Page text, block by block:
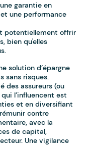
garantie en
une performance
potentiellement offrir
bien qu'elles
solution d’épargne
sans risques.
des assureurs (ou
l’influencent est
et en diversifiant
contre
avec la
de capital,
Une vigilance